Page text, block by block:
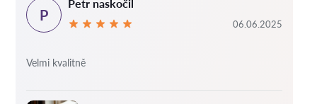
P
Petr naskočil
06.06.2025
Velmi kvalitně